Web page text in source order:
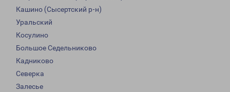
Кашино (Сысертский р-н)
Уральский
Косулино
Большое Седельниково
Кадниково
Северка
Залесье